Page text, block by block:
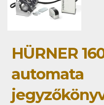
HÜRNER
automata